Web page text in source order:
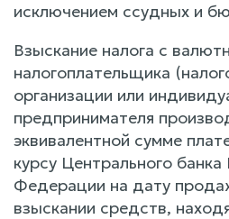
исключением ссудных и
Взыскание налога с
налогоплательщика
организации или
предпринимателя
эквивалентной сумме
курсу Центрального банка
Федерации на дату
взыскании средств,